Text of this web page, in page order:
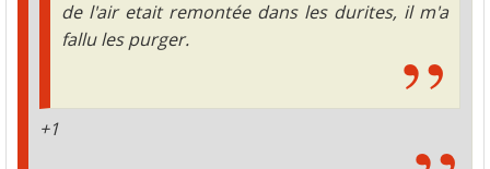
de l'air etait remontée dans les durites, il m'a
fallu les purger.
+1